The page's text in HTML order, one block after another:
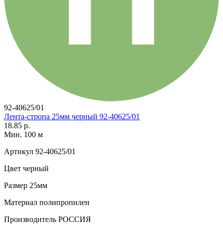
92-40625/01
Лента-стропа 25мм черный 92-40625/01
18.85 р.
Мин. 100 м
Артикул 92-40625/01
Цвет черный
Размер 25мм
Материал полипропилен
Производитель РОССИЯ